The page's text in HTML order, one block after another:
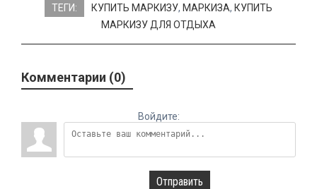
ТЕГИ: КУПИТЬ МАРКИЗУ, МАРКИЗА, КУПИТЬ
МАРКИЗУ ДЛЯ ОТДЫХА
Комментарии (0)
Войдите:
Отправить